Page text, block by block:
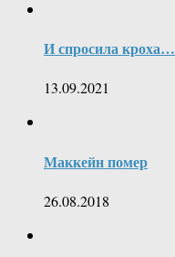
И спросила кроха…
13.09.2021
Маккейн помер
26.08.2018